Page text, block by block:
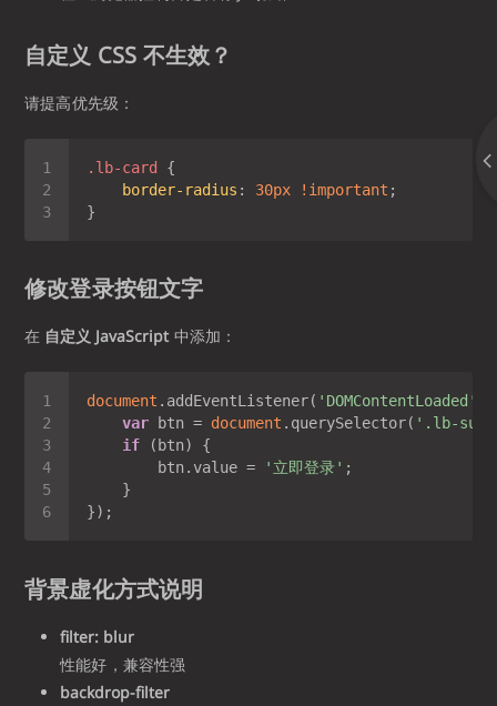
自定义 CSS 不生效？
请提高优先级：
.lb-card
border-radius : 30px !important
修改登录按钮文字
在 自定义 JavaScript中添加：
document .addEventListener( 'DOMContentLoaded'
var btn = document .querySelector( '.lb-
if
        btn.value =
'立即登录'
背景虚化方式说明
filter: blur
性能好，兼容性强
backdrop-filter